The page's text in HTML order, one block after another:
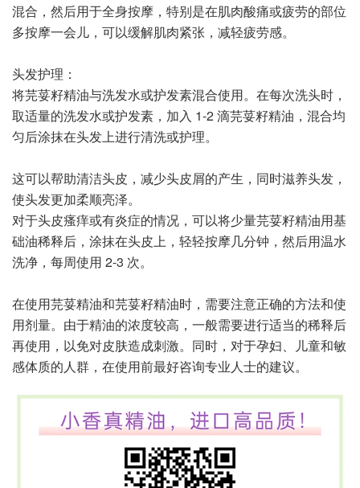
混合，然后用于全身按摩，特别是在肌肉酸痛或疲劳的部位
多按摩一会儿，可以缓解肌肉紧张，减轻疲劳感。
头发护理：
将芫荽籽精油与洗发水或护发素混合使用。在每次洗头时，
取适量的洗发水或护发素，加入 1-2 滴芫荽籽精油，混合均
匀后涂抹在头发上进行清洗或护理。
这可以帮助清洁头皮，减少头皮屑的产生，同时滋养头发，
使头发更加柔顺亮泽。
对于头皮瘙痒或有炎症的情况，可以将少量芫荽籽精油用基
础油稀释后，涂抹在头皮上，轻轻按摩几分钟，然后用温水
洗净，每周使用 2-3 次。
在使用芫荽精油和芫荽籽精油时，需要注意正确的方法和使
用剂量。由于精油的浓度较高，一般需要进行适当的稀释后
再使用，以免对皮肤造成刺激。同时，对于孕妇、儿童和敏
感体质的人群，在使用前最好咨询专业人士的建议。